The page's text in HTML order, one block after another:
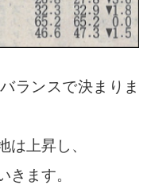
ランスで決まりま
は上昇し、
きます。